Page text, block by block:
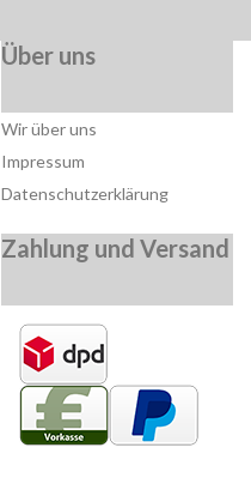
Über uns
Wir über uns
Impressum
Datenschutzerklärung
Zahlung und Versand